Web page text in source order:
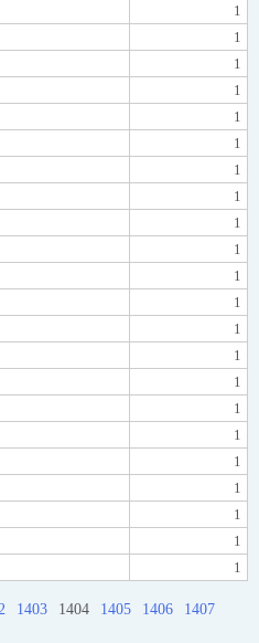
1
1
1
1
1
1
1
1
1
1
1
1
1
1
1
1
1
1
1
1
1
1
1403 1404 1405 1406
1407